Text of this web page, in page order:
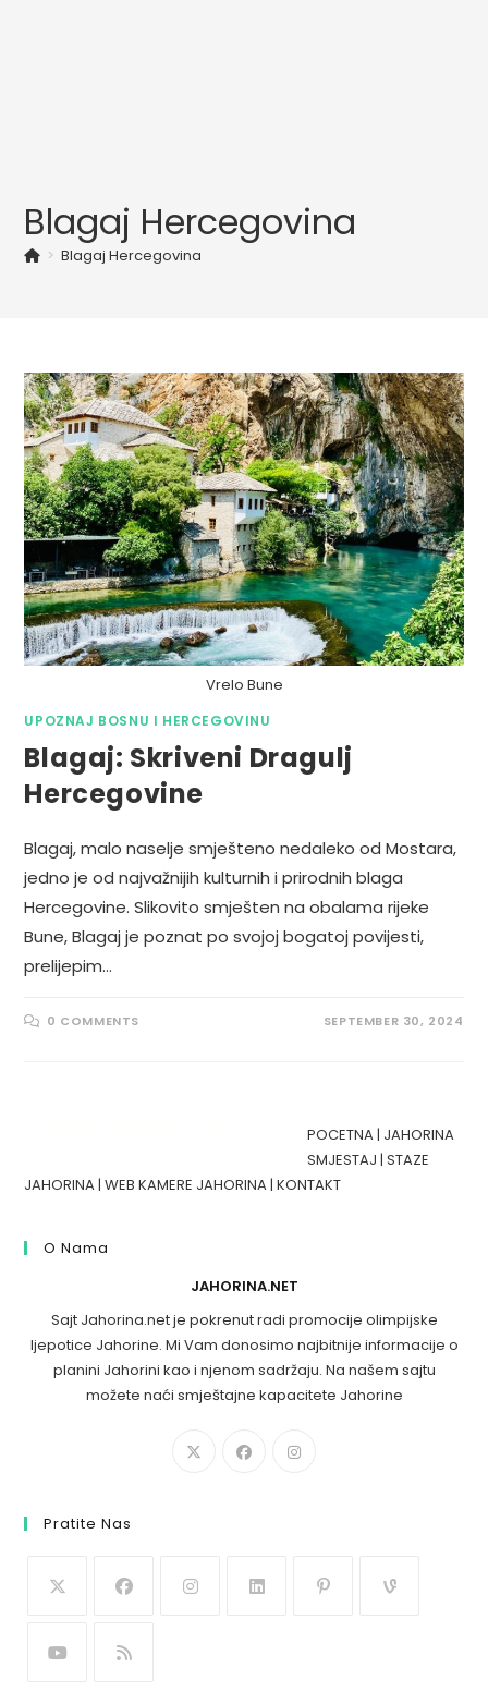
Blagaj Hercegovina
> Blagaj Hercegovina
Vrelo Bune
UPOZNAJ BOSNU I HERCEGOVINU
Blagaj: Skriveni Dragulj
Hercegovine
Blagaj, malo naselje smješteno nedaleko od Mostara,
jedno je od najvažnijih kulturnih i prirodnih blaga
Hercegovine. Slikovito smješten na obalama rijeke
Bune, Blagaj je poznat po svojoj bogatoj povijesti,
prelijepim…
0 COMMENTS SEPTEMBER 30, 2024
POCETNA | JAHORINA
SMJESTAJ |STAZE
JAHORINA |WEB KAMERE JAHORINA |KONTAKT
O Nama
JAHORINA.NET
Sajt Jahorina.net je pokrenut radi promocije olimpijske
ljepotice Jahorine. Mi Vam donosimo najbitnije informacije o
planini Jahorini kao i njenom sadržaju. Na našem sajtu
možete naći smještajne kapacitete Jahorine
Pratite Nas